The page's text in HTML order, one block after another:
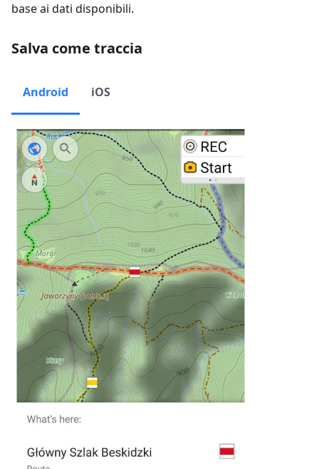
base ai dati disponibili.
Salva come traccia
Android iOS